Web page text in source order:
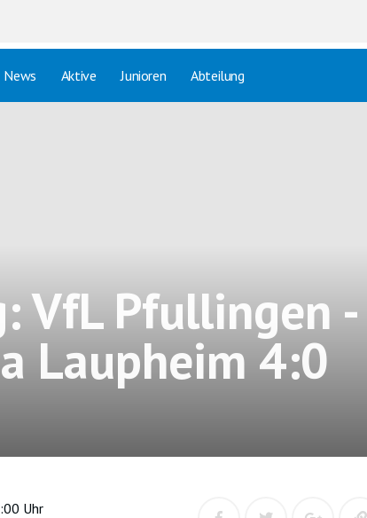
News Aktive Junioren Abteilung
VfL Pfullingen -
Laupheim 4:0
Uhr